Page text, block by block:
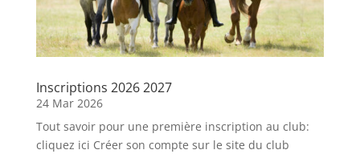
Inscriptions 2026 2027
24 Mar 2026
Tout savoir pour une première inscription au club:
cliquez ici Créer son compte sur le site du club